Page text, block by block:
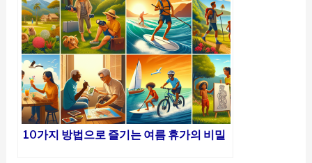
10가지 방법으로 즐기는 여름 휴가의 비밀